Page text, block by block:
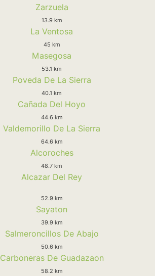
Zarzuela
13.9 km
La Ventosa
45 km
Masegosa
53.1 km
Poveda De La Sierra
40.1 km
Cañada Del Hoyo
44.6 km
Valdemorillo De La Sierra
64.6 km
Alcoroches
48.7 km
Alcazar Del Rey
52.9 km
Sayaton
39.9 km
Salmeroncillos De Abajo
50.6 km
Carboneras De Guadazaon
58.2 km